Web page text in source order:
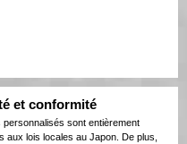
et conformité
personnalisés sont entièrement
aux lois locales au Japon. De plus,